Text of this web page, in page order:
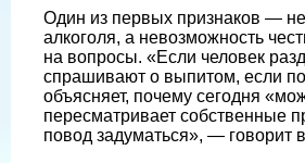
Один из первых признаков —
алкоголя, а невозможность
на вопросы. «Если человек
спрашивают о выпитом, если
объясняет, почему сегодня
пересматривает собственные
повод задуматься», — говорит